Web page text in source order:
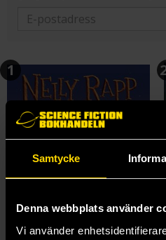
Samtycke
Denna webbplats använder
Vi använder
1